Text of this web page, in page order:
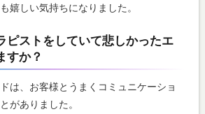
嬉しい気持ちになりました。
ピストをしていて悲しかったエ
すか？
は、お客様とうまくコミュニケーショ
がありました。